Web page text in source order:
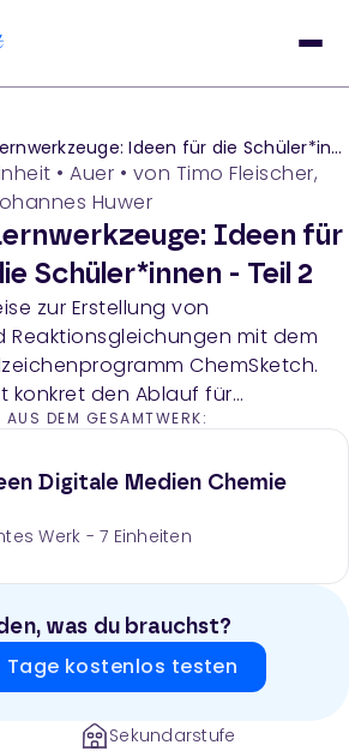
Ideen für die Schüler*innen - Teil 2
• Auer • von Timo Fleischer,
Huwer
Ideen für
Schüler*innen - Teil 2
zur Erstellung von
Reaktionsgleichungen mit dem
ChemSketch.
konkret den Ablauf für
am Beispiel der
von Chlorwasserstoff mit
DEM GESAMTWERK:
Digitale Medien Chemie
Werk - 7 Einheiten
was du brauchst?
Tage kostenlos testen
Sekundarstufe